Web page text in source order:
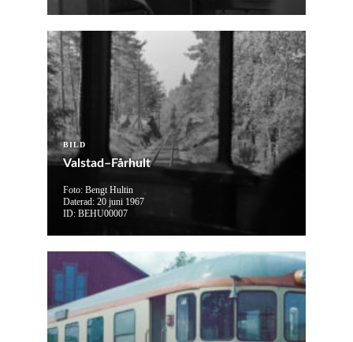
BILD
Valstad–Fårhult
Foto: Bengt Hultin
Daterad: 20 juni 1967
ID: BEHU00007